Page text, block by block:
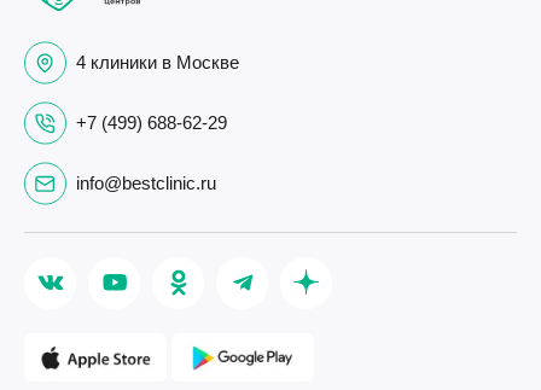
4 клиники в Москве
+7 (499) 688-62-29
info@bestclinic.ru